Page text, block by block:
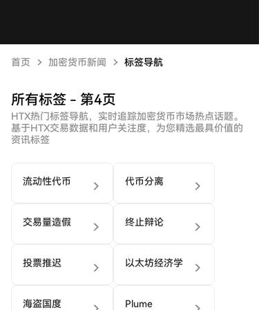
首页 加密货币新闻 标签导航
所有标签 - 第4页
HTX热门标签导航，实时追踪加密货币市场热点话题。
基于HTX交易数据和用户关注度，为您精选最具价值的
资讯标签
流动性代币 代币分离
交易量造假 终止辩论
投票推迟 以太坊经济学
海盗国度 Plume